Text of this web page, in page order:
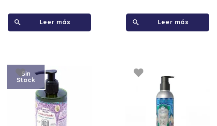
Leer más Leer más
Sin
Stock